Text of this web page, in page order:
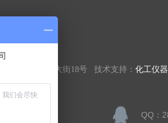
市房山区凯旋大街18号 技术支持： 化工仪
QQ：